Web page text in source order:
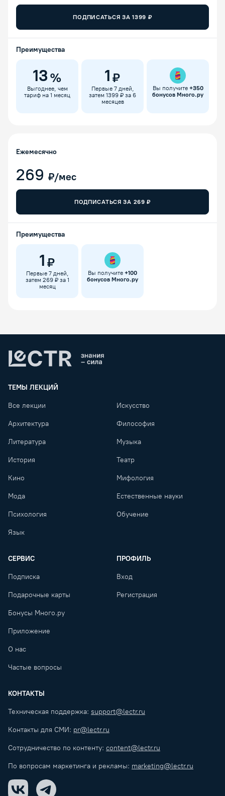
ПОДПИСАТЬСЯ ЗА1399 ₽
Преимущества
13 %
Выгоднее, чем
тариф на 1 месяц
1 ₽
Первые 7 дней,
затем 1399 ₽ за 6
месяцев
Вы получите +350
бонусов Много.ру
Ежемесячно
269 ₽/мес
ПОДПИСАТЬСЯ ЗА 269 ₽
Преимущества
1 ₽
Первые 7 дней,
затем 269 ₽ за 1
месяц
Вы получите +100
бонусов Много.ру
ТЕМЫ ЛЕКЦИЙ
Все лекции Искусство
Архитектура Философия
Литература Музыка
История Театр
Кино Мифология
Мода Естественные науки
Психология Обучение
Язык
СЕРВИС
Подписка
Подарочные карты
Бонусы Много.ру
Приложение
О нас
Частые вопросы
ПРОФИЛЬ
Вход
Регистрация
КОНТАКТЫ
Техническая поддержка: support@lectr.ru
Контакты для СМИ: pr@lectr.ru
Сотрудничество по контенту: content@lectr.ru
По вопросам маркетинга и рекламы: marketing@lectr.ru
VK Telegram